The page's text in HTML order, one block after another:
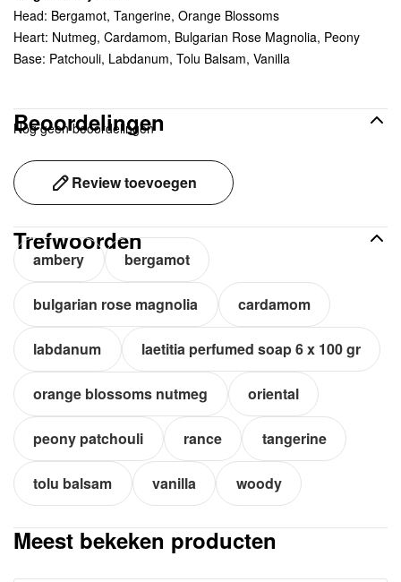
Head: Bergamot, Tangerine, Orange Blossoms
Heart: Nutmeg, Cardamom, Bulgarian Rose Magnolia, Peony
Base: Patchouli, Labdanum, Tolu Balsam, Vanilla
Beoordelingen
Nog geen beoordelingen
Review toevoegen
Trefwoorden
ambery bergamot
bulgarian rose magnolia cardamom
labdanum laetitia perfumed soap 6 x 100 gr
orange blossoms nutmeg oriental
peony patchouli rance tangerine
tolu balsam vanilla woody
Meest bekeken producten